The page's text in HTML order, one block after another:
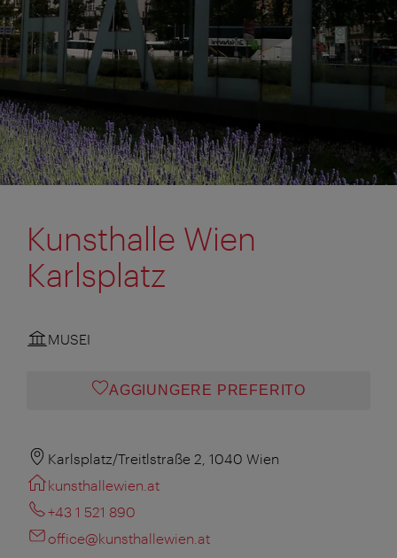
Kunsthalle Wien
Karlsplatz
MUSEI
AGGIUNGERE PREFERITO
Karlsplatz/Treitlstraße 2, 1040 Wien
kunsthallewien.at
+43 1 521 890
office@kunsthallewien.at